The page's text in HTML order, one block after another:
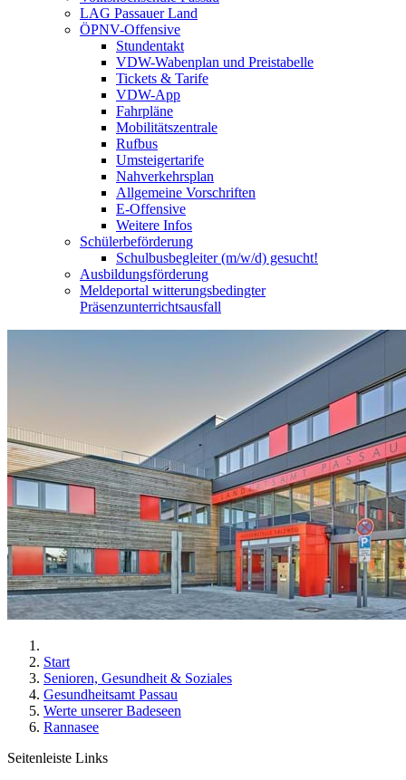
LAG Passauer Land
ÖPNV-Offensive
Stundentakt
VDW-Wabenplan und Preistabelle
Tickets & Tarife
VDW-App
Fahrpläne
Mobilitätszentrale
Rufbus
Umsteigertarife
Nahverkehrsplan
Allgemeine Vorschriften
E-Offensive
Weitere Infos
Schülerbeförderung
Schulbusbegleiter (m/w/d) gesucht!
Ausbildungsförderung
Meldeportal witterungsbedingter
Präsenzunterrichtsausfall
Start
Senioren, Gesundheit & Soziales
Gesundheitsamt Passau
Werte unserer Badeseen
Rannasee
Seitenleiste Links